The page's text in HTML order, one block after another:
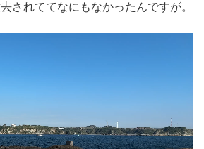
されててなにもなかったんですが。